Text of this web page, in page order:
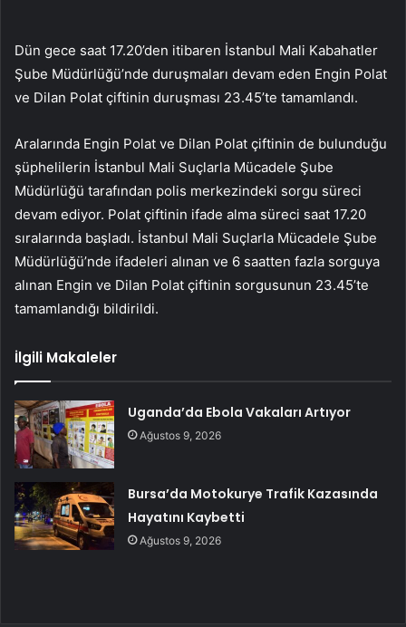
Dün gece saat 17.20’den itibaren İstanbul Mali Kabahatler
Şube Müdürlüğü’nde duruşmaları devam eden Engin Polat
ve Dilan Polat çiftinin duruşması 23.45’te tamamlandı.
Aralarında Engin Polat ve Dilan Polat çiftinin de bulunduğu
şüphelilerin İstanbul Mali Suçlarla Mücadele Şube
Müdürlüğü tarafından polis merkezindeki sorgu süreci
devam ediyor. Polat çiftinin ifade alma süreci saat 17.20
sıralarında başladı. İstanbul Mali Suçlarla Mücadele Şube
Müdürlüğü’nde ifadeleri alınan ve 6 saatten fazla sorguya
alınan Engin ve Dilan Polat çiftinin sorgusunun 23.45’te
tamamlandığı bildirildi.
İlgili Makaleler
Uganda’da Ebola Vakaları Artıyor
Ağustos 9, 2026
Bursa’da Motokurye Trafik Kazasında
Hayatını Kaybetti
Ağustos 9, 2026